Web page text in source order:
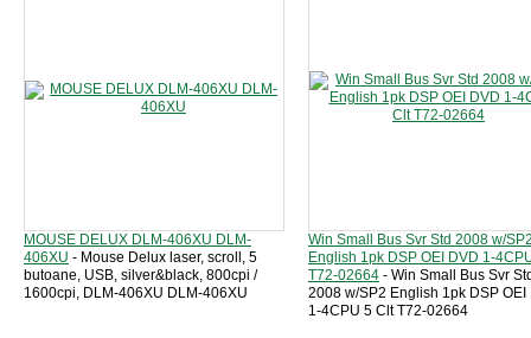
MOUSE DELUX DLM-406XU DLM-
406XU - Mouse Delux laser, scroll, 5
butoane, USB, silver&black, 800cpi /
1600cpi, DLM-406XU DLM-406XU
Win Small Bus Svr Std 2008 w/
English 1pk DSP OEI DVD 1-
T72-02664 - Win Small Bus Svr
2008 w/SP2 English 1pk DSP OEI
1-4CPU 5 Clt T72-02664